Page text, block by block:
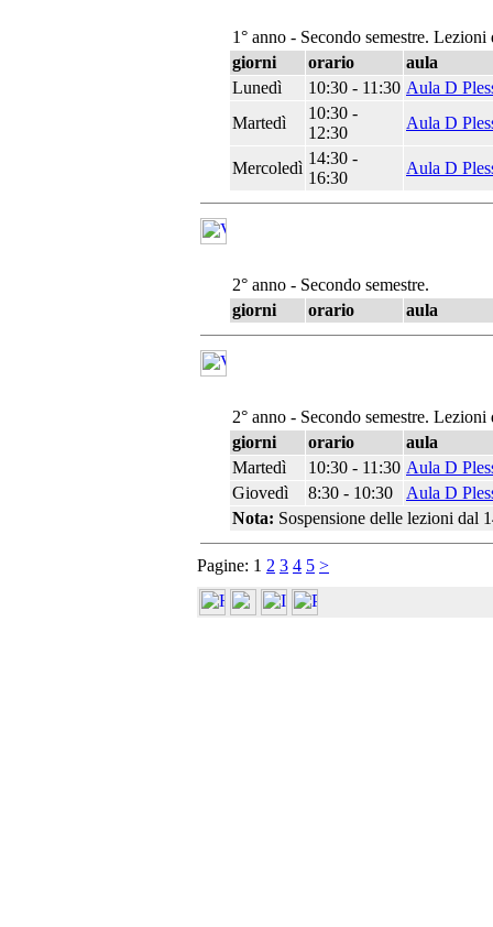
1° anno - Secondo semestre.
giorni
orario
aula
Lunedì
10:30 - 11:30 Aula D
Martedì
10:30 -
12:30
Aula D
Mercoledì
14:30 -
16:30
Aula D
2° anno - Secondo semestre.
giorni
orario aula
2° anno - Secondo semestre.
giorni
orario
aula
Martedì
10:30 - 11:30 Aula D
Giovedì
8:30 - 10:30
Aula D
Nota: Sospensione delle lezioni dal
Pagine: 1 2 3 4 5 >